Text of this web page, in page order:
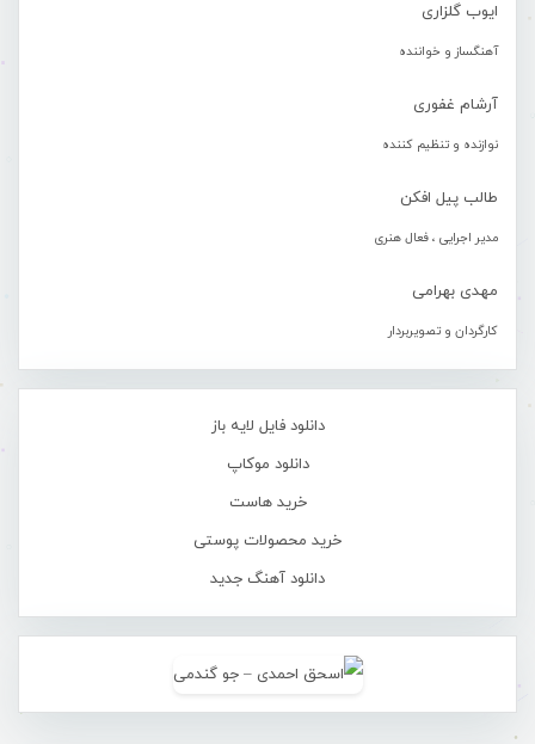
ایوب گلزاری
آهنگساز و خواننده
آرشام غفوری
نوازنده و تنظیم کننده
طالب پیل افکن
مدیر اجرایی ، فعال هنری
مهدی بهرامی
کارگردان و تصویربردار
دانلود فایل لایه باز
دانلود موکاپ
خرید هاست
خرید محصولات پوستی
دانلود آهنگ جدید